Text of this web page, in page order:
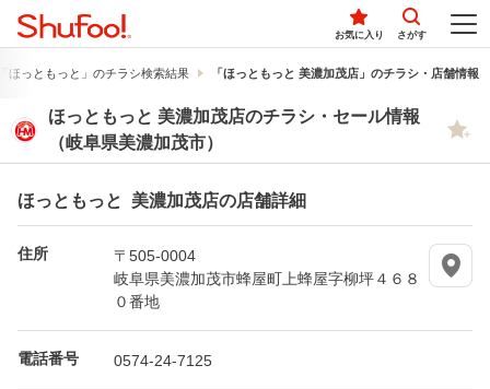
お気に入り さがす
ほっともっと」のチラシ検索結果 「ほっともっと 美濃加茂店」のチラシ・店舗情報
ほっともっと 美濃加茂店のチラシ・セール情報
（岐阜県美濃加茂市）
ほっともっと 美濃加茂店の店舗詳細
住所
〒505-0004
岐阜県美濃加茂市蜂屋町上蜂屋字柳坪４６８
０番地
電話番号 0574-24-7125